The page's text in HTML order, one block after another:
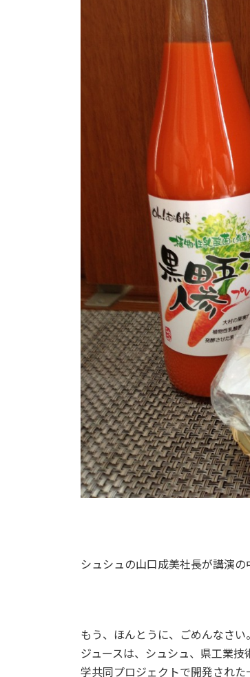
シュシュの山口成美社長が講演
もう、ほんとうに、ごめんなさ
ジュースは、シュシュ、県工業
学共同プロジェクトで開発された